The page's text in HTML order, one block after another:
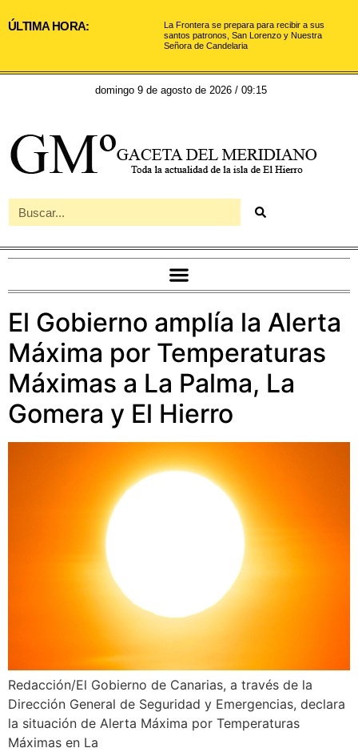
ÚLTIMA HORA:
La Frontera se prepara para recibir a sus
santos patronos, San Lorenzo y Nuestra
Señora de Candelaria
domingo 9 de agosto de 2026 / 09:15
El Gobierno amplía la Alerta
Máxima por Temperaturas
Máximas a La Palma, La
Gomera y El Hierro
Redacción/El Gobierno de Canarias, a través de la
Dirección General de Seguridad y Emergencias, declara
la situación de Alerta Máxima por Temperaturas
Máximas en La